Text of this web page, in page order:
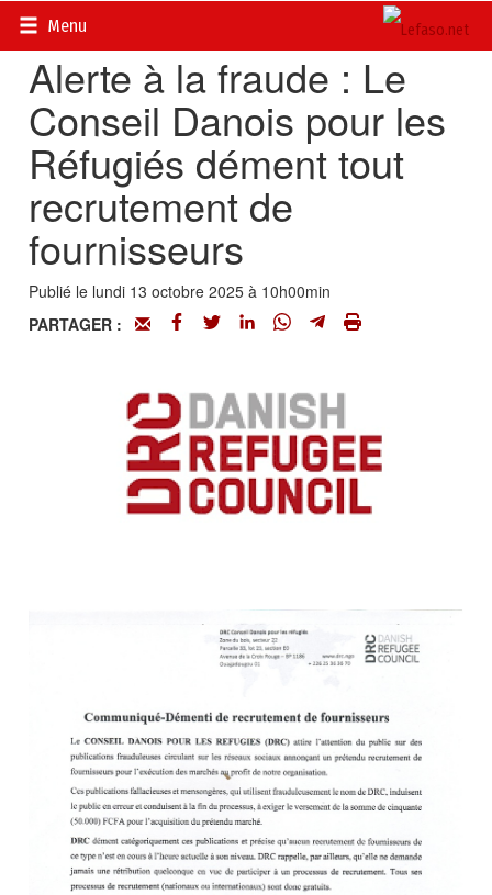
Menu
Accueil>
Alerte à la fraude : Le
Conseil Danois pour les
Réfugiés dément tout
recrutement de
fournisseurs
Publié le lundi 13 octobre 2025 à 10h00min
PARTAGER :